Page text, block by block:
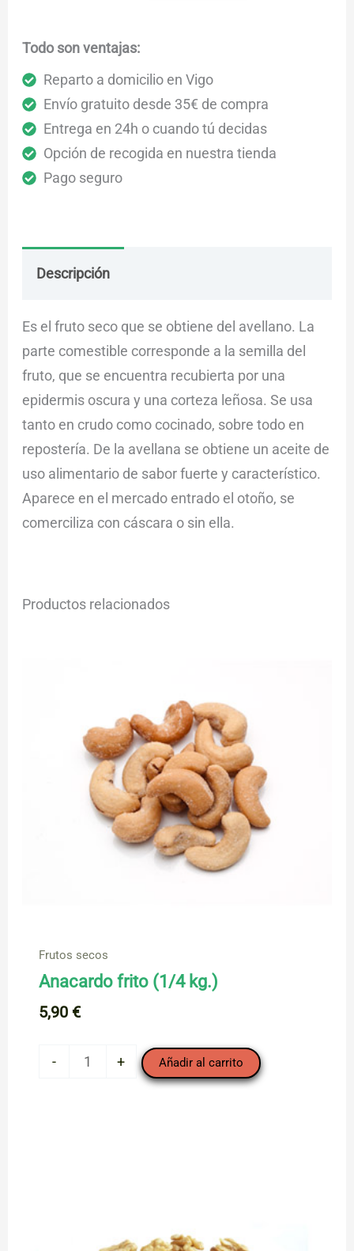
cantidad
Todo son ventajas:
Reparto a domicilio en Vigo
Envío gratuito desde 35€ de compra
Entrega en 24h o cuando tú decidas
Opción de recogida en nuestra tienda
Pago seguro
Descripción
Es el fruto seco que se obtiene del avellano. La
parte comestible corresponde a la semilla del
fruto, que se encuentra recubierta por una
epidermis oscura y una corteza leñosa. Se usa
tanto en crudo como cocinado, sobre todo en
repostería. De la avellana se obtiene un aceite de
uso alimentario de sabor fuerte y característico.
Aparece en el mercado entrado el otoño, se
comerciliza con cáscara o sin ella.
Productos relacionados
Frutos secos
Anacardo frito (1/4 kg.)
5,90 €
-
Anacardo
+ Añadir al carrito